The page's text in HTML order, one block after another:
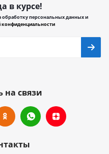
в курсе!
обработку персональных данных и
конфиденциальности
на связи